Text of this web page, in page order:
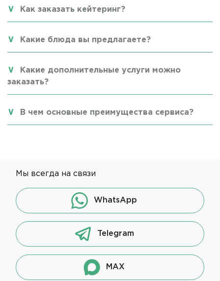
Как заказать кейтеринг?
Какие блюда вы предлагаете?
Какие дополнительные услуги можно
заказать?
В чем основные преимущества сервиса?
Мы всегда на связи
WhatsApp
Telegram
MAX